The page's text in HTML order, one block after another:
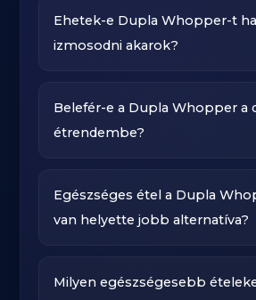
Ehetek-e Dupla Whopper-t ha
izmosodni akarok?
Belefér-e a Dupla Whopper a
étrendembe?
Egészséges étel a Dupla
van helyette jobb alternatíva?
Milyen egészségesebb